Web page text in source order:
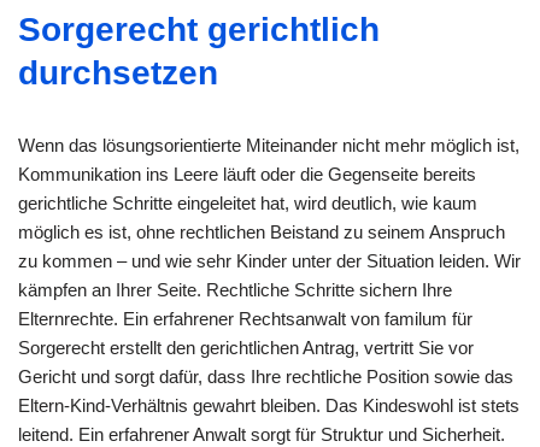
Sorgerecht gerichtlich
durchsetzen
Wenn das lösungsorientierte Miteinander nicht mehr möglich ist,
Kommunikation ins Leere läuft oder die Gegenseite bereits
gerichtliche Schritte eingeleitet hat, wird deutlich, wie kaum
möglich es ist, ohne rechtlichen Beistand zu seinem Anspruch
zu kommen – und wie sehr Kinder unter der Situation leiden. Wir
kämpfen an Ihrer Seite. Rechtliche Schritte sichern Ihre
Elternrechte. Ein erfahrener Rechtsanwalt von familum für
Sorgerecht erstellt den gerichtlichen Antrag, vertritt Sie vor
Gericht und sorgt dafür, dass Ihre rechtliche Position sowie das
Eltern-Kind-Verhältnis gewahrt bleiben. Das Kindeswohl ist stets
leitend. Ein erfahrener Anwalt sorgt für Struktur und Sicherheit.